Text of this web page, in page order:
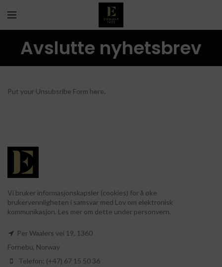
Avslutte nyhetsbrev
Put your Unsubsribe Form here.
Vi bruker informasjonskapsler (cookies) for å øke
brukervennligheten i samsvar med Lov om elektronisk
kommunikasjon. Les mer om dette under personvern.
Per Waalers vei 19, 1360
Fornebu, Norway
Telefon: (+47) 67 15 50 36